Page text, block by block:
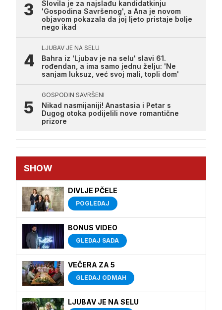
Slovila je za najslađu kandidatkinju
'Gospodina Savršenog', a Ana je novom
objavom pokazala da joj ljeto pristaje bolje
nego ikad
LJUBAV JE NA SELU
Bahra iz 'Ljubav je na selu' slavi 61.
rođendan, a ima samo jednu želju: 'Ne
sanjam luksuz, već svoj mali, topli dom'
GOSPODIN SAVRŠENI
Nikad nasmijaniji! Anastasia i Petar s
Dugog otoka podijelili nove romantične
prizore
SHOW
DIVLJE PČELE
POGLEDAJ
BONUS VIDEO
GLEDAJ SADA
VEČERA ZA 5
GLEDAJ ODMAH
LJUBAV JE NA SELU